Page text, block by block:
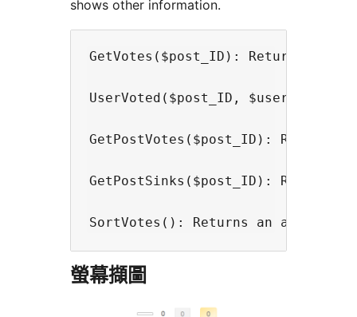
shows other information.
GetVotes($post_ID): Returns the
UserVoted($post_ID, $user_ID):
GetPostVotes($post_ID):
GetPostSinks($post_ID):
螢幕擷圖